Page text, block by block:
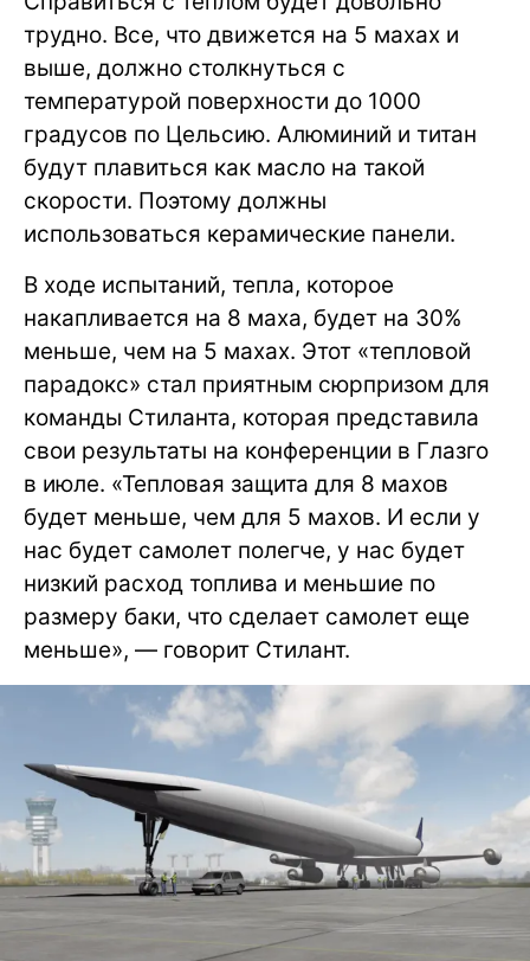
трудно. Все, что движется на 5 махах и
выше, должно столкнуться с
температурой поверхности до 1000
градусов по Цельсию. Алюминий и титан
будут плавиться как масло на такой
скорости. Поэтому должны
использоваться керамические панели.
В ходе испытаний, тепла, которое
накапливается на 8 маха, будет на 30%
меньше, чем на 5 махах. Этот «тепловой
парадокс» стал приятным сюрпризом для
команды Стиланта, которая представила
свои результаты на конференции в Глазго
в июле. «Тепловая защита для 8 махов
будет меньше, чем для 5 махов. И если у
нас будет самолет полегче, у нас будет
низкий расход топлива и меньшие по
размеру баки, что сделает самолет еще
меньше», — говорит Стилант.